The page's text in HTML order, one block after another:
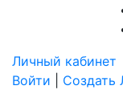
Личный кабинет
Войти
Создать